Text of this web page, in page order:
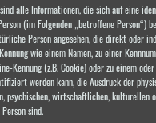
sind alle Informationen, die sich auf eine
(im Folgenden „betroffene Person“)
Person angesehen, die direkt oder
wie einem Namen, zu einer
Kennung (z.B. Cookie) oder zu einem
werden kann, die Ausdruck der
psychischen, wirtschaftlichen, kulturellen
sind.